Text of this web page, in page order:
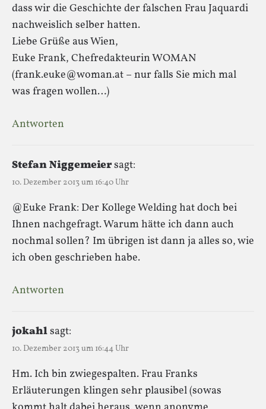
dass wir die Geschichte der falschen Frau Jaquardi
nachweislich selber hatten.
Liebe Grüße aus Wien,
Euke Frank, Chefredakteurin WOMAN
(frank.euke@woman.at – nur falls Sie mich mal
was fragen wollen…)
Antworten
Stefan Niggemeiersagt:
10. Dezember 2013 um 16:40 Uhr
@Euke Frank: Der Kollege Welding hat doch bei
Ihnen nachgefragt. Warum hätte ich dann auch
nochmal sollen? Im übrigen ist dann ja alles so, wie
ich oben geschrieben habe.
Antworten
jokahlsagt:
10. Dezember 2013 um 16:44 Uhr
Hm. Ich bin zwiegespalten. Frau Franks
Erläuterungen klingen sehr plausibel (sowas